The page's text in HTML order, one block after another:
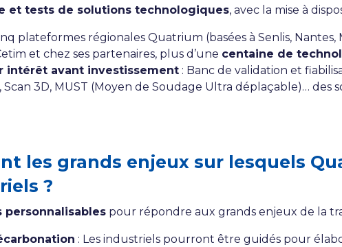
et tests de solutions technologiques, avec la mise à
plateformes régionales Quatrium (basées à Senlis, Nantes,
et chez ses partenaires, plus d’une centaine de
intérêt avant investissement : Banc de validation et
3D, MUST (Moyen de Soudage Ultra déplaçable)… des
les grands enjeux sur lesquels
?
personnalisables pour répondre aux grands enjeux de la
: Les industriels pourront être guidés pour